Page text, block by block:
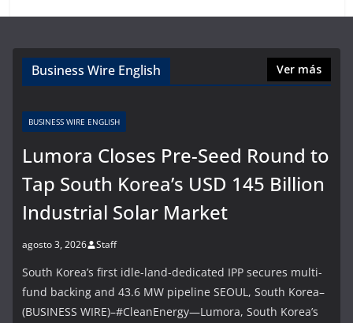
Business Wire English Ver más
BUSINESS WIRE ENGLISH
Lumora Closes Pre-Seed Round to
Tap South Korea’s USD 145 Billion
Industrial Solar Market
agosto 3, 2026 Staff
South Korea’s first idle-land-dedicated IPP secures multi-
fund backing and 43.6 MW pipeline SEOUL, South Korea–
(BUSINESS WIRE)–#CleanEnergy—Lumora, South Korea’s